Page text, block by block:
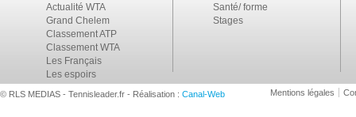
Actualité WTA
Grand Chelem
Classement ATP
Classement WTA
Les Français
Les espoirs
Santé/ forme
Stages
© RLS MEDIAS - Tennisleader.fr - Réalisation : Canal-Web Mentions légales